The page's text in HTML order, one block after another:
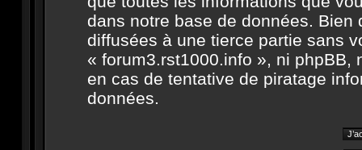
dans notre base de données.
diffusées à une tierce partie sans
« forum3.rst1000.info », ni phpBB,
en cas de tentative de piratage
données.